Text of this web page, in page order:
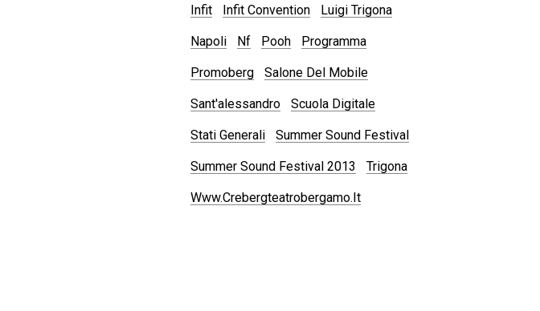
Infit Infit Convention Luigi Trigona
Napoli Nf Pooh Programma
Promoberg Salone Del Mobile
Sant'alessandro Scuola Digitale
Stati Generali Summer Sound Festival
Summer Sound Festival 2013 Trigona
Www.crebergteatrobergamo.it